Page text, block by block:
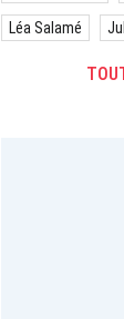
Léa Salamé